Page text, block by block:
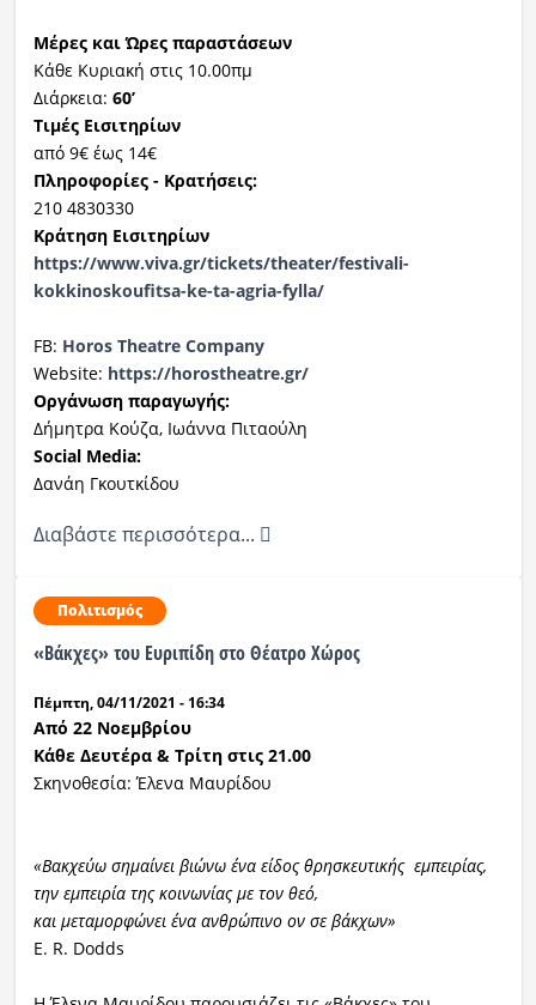
Μέρες και Ώρες παραστάσεων
Κάθε Κυριακή στις 10.00πμ
Διάρκεια: 60’
Τιμές Εισιτηρίων
από 9€ έως 14€
Πληροφορίες - Κρατήσεις:
210 4830330
Κράτηση Εισιτηρίων
https://www.viva.gr/tickets/theater/festivali-
kokkinoskoufitsa-ke-ta-agria-fylla/
FB: Horos Theatre Company
Website: https://horostheatre.gr/
Οργάνωση παραγωγής:
Δήμητρα Κούζα, Ιωάννα Πιταούλη
Social Media:
Δανάη Γκουτκίδου
Διαβάστε περισσότερα...
Πολιτισμός
«Βάκχες» του Ευριπίδη στο Θέατρο Χώρος
Πέμπτη, 04/11/2021 - 16:34
Από 22 Νοεμβρίου
Κάθε Δευτέρα & Τρίτη στις 21.00
Σκηνοθεσία: Έλενα Μαυρίδου
«Βακχεύω σημαίνει βιώνω ένα είδος θρησκευτικής εμπειρίας,
την εμπειρία της κοινωνίας με τον θεό,
και μεταμορφώνει ένα ανθρώπινο ον σε βάκχων»
E. R. Dodds